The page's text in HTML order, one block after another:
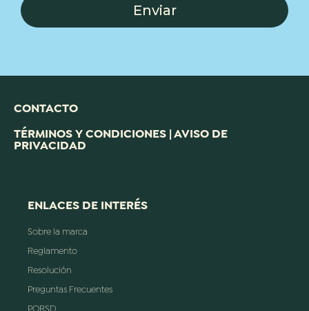
Enviar
CONTACTO
TÉRMINOS Y CONDICIONES | AVISO DE
PRIVACIDAD
ENLACES DE INTERÉS
Sobre la marca
Reglamento
Resolución
Preguntas Frecuentes
PQRSD